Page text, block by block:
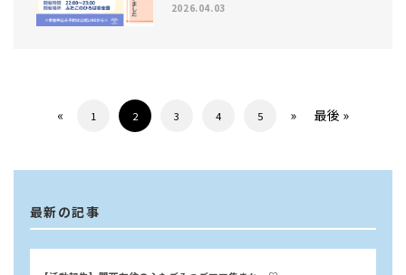
2026.04.03
« 1 2 3 4 5 » 最後 »
最新の記事